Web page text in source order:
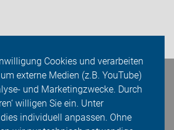
Cookies und verarbeiten
externe Medien (z.B. YouTube)
und Marketingzwecke. Durch
willigen Sie ein. Unter
dies individuell anpassen. Ohne